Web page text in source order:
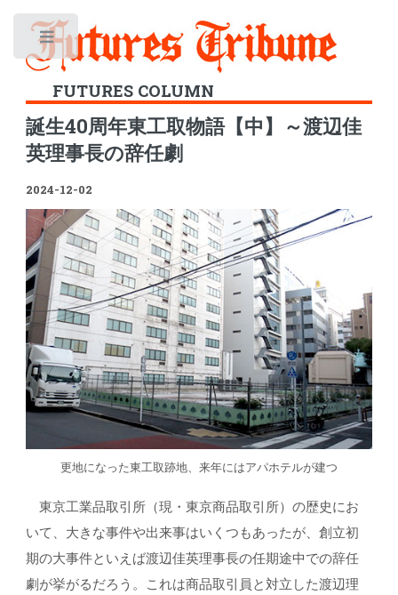
FUTURES COLUMN
誕生40周年東工取物語【中】～渡辺佳
英理事長の辞任劇
2024-12-02
更地になった東工取跡地、来年にはアパホテルが建つ
東京工業品取引所（現・東京商品取引所）の歴史にお
いて、大きな事件や出来事はいくつもあったが、創立初
期の大事件といえば渡辺佳英理事長の任期途中での辞任
劇が挙がるだろう。これは商品取引員と対立した渡辺理
Toggle